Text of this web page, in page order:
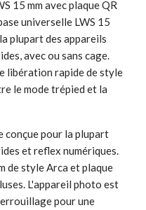
15 mm avec plaque QR
universelle LWS 15
plupart des appareils
avec ou sans cage.
libération rapide de style
le mode trépied et la
conçue pour la plupart
et reflex numériques.
de style Arca et plaque
L'appareil photo est
pour une